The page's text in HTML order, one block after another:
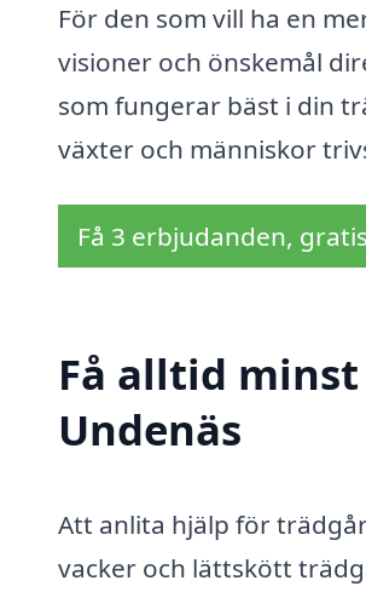
För den som vill ha en
visioner och önskemål
som fungerar bäst i din
växter och människor
Få 3 erbjudanden,
Få alltid
Undenäs
Att anlita hjälp för
vacker och lättskött